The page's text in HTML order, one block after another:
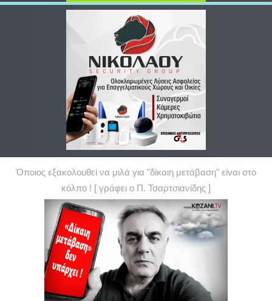
Όποιος εξακολουθεί να μιλά για "δίκαιη μετάβαση" είναι στο
κόλπο ! [ γράφει ο Π. Τσαρτσιανίδης ]